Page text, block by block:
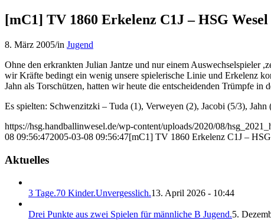
[mC1] TV 1860 Erkelenz C1J – HSG
8. März 2005/in Jugend
Ohne den erkrankten Julian Jantze und nur einem Auswechselspieler ,
wir Kräfte bedingt ein wenig unsere spielerische Linie und Erkelenz
Jahn als Torschützen, hatten wir heute die entscheidenden Trümpfe
Es spielten: Schwenzitzki – Tuda (1), Verweyen (2), Jacobi (5/3),
https://hsg.handballinwesel.de/wp-content/uploads/2020/08/
08 09:56:472005-03-08 09:56:47[mC1] TV 1860 Erkelenz C1J –
Aktuelles
3 Tage.70 Kinder.Unvergesslich.13. April 2026 - 10:44
Drei Punkte aus zwei Spielen für männliche B Jugend.5.